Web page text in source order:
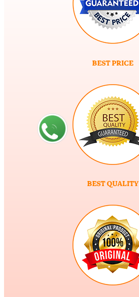
BEST PRICE
BEST QUALITY